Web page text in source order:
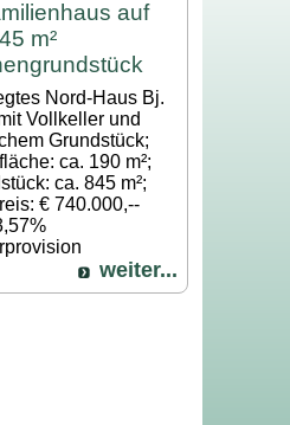
auf
m²
Nord-Haus Bj.
Vollkeller und
Grundstück;
ca. 190 m²;
ca. 845 m²;
€ 740.000,--
weiter...